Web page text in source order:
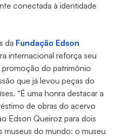
conectada à identidade
da Fundação Edson
internacional reforça seu
do patrimônio
que já levou peças do
“É uma honra destacar a
de obras do acervo
Edson Queiroz para dois
museus do mundo: o museu